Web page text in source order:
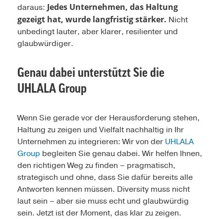
daraus: Jedes Unternehmen, das Haltung
gezeigt hat, wurde langfristig stärker. Nicht
unbedingt lauter, aber klarer, resilienter und
glaubwürdiger.
Genau dabei unterstützt Sie die
UHLALA Group
Wenn Sie gerade vor der Herausforderung stehen,
Haltung zu zeigen und Vielfalt nachhaltig in Ihr
Unternehmen zu integrieren: Wir von der UHLALA
Group begleiten Sie genau dabei. Wir helfen Ihnen,
den richtigen Weg zu finden – pragmatisch,
strategisch und ohne, dass Sie dafür bereits alle
Antworten kennen müssen. Diversity muss nicht
laut sein – aber sie muss echt und glaubwürdig
sein. Jetzt ist der Moment, das klar zu zeigen.